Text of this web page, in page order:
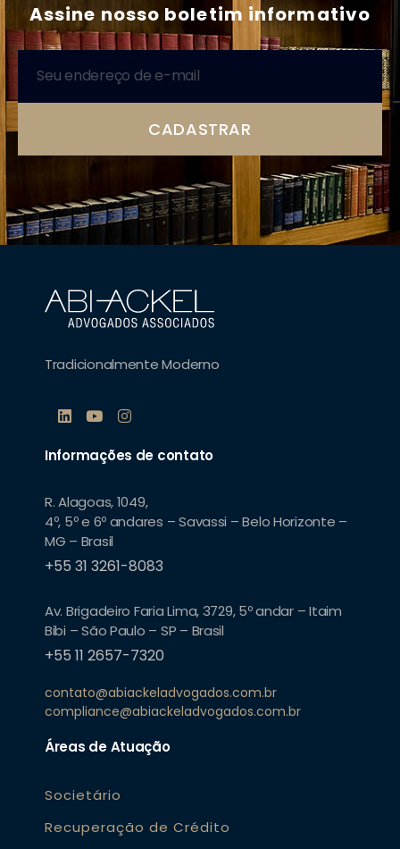
Assine nosso boletim informativo
CADASTRAR
Tradicionalmente Moderno
Informações de contato
R. Alagoas, 1049,
4º, 5º e 6º andares – Savassi – Belo Horizonte –
MG – Brasil
+55 31 3261-8083
Av. Brigadeiro Faria Lima, 3729, 5º andar – Itaim
Bibi – São Paulo – SP – Brasil
+55 11 2657-7320
contato@abiackeladvogados.com.br
compliance@abiackeladvogados.com.br
Áreas de Atuação
Societário
Recuperação de Crédito